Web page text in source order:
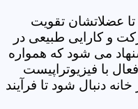
تا عضلاتشان تقویت
و کارایی طبیعی در
می شود که همواره
با فیزیوتراپیست
دنبال شود تا فرآیند